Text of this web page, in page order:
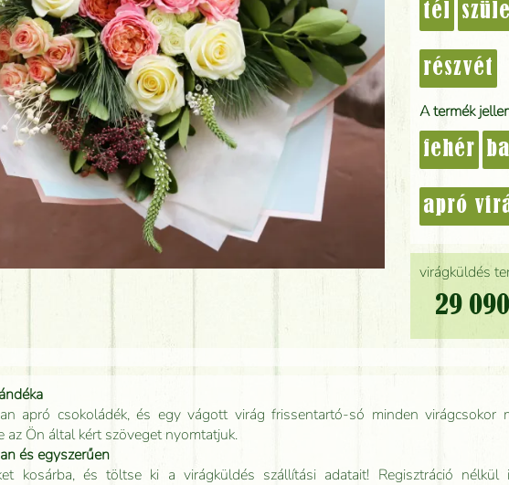
virágküldés
29
tél
részvét
A termék
fehér
apró
apró csokoládék, és egy vágott virág frissentartó-só minden virágcsokor
az Ön által kért szöveget nyomtatjuk.
és egyszerűen
kosárba, és töltse ki a virágküldés szállítási adatait! Regisztráció nélkül